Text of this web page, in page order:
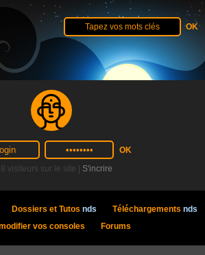
visiteurs sur le site | S'incrire
Dossiers et Tutos nds Téléchargements nds
vos consoles
Forums